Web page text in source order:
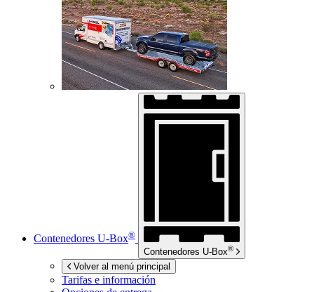
Contenedores U-Box®
Contenedores U-Box®
Volver al menú principal
Tarifas e información